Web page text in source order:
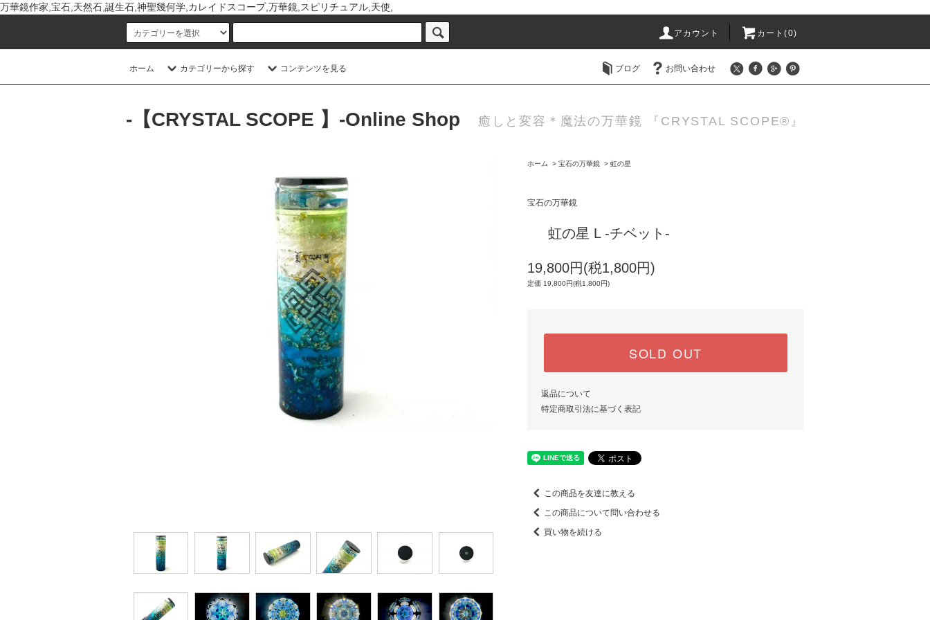
万華鏡作家,宝石,天然石,誕生石,神聖幾何学,カレイドスコープ,万華鏡,スピリチュアル,天使,
アカウント カート(0)
ホーム カテゴリーから探す コンテンツを見る ブログ お問い合わせ
-【CRYSTAL SCOPE 】-Online Shop 癒しと変容＊魔法の万華鏡 『CRYSTAL SCOPE®』
ホーム > 宝石の万華鏡 > 虹の星
宝石の万華鏡
虹の星 L -チベット-
19,800円(税1,800円)
定価 19,800円(税1,800円)
SOLD OUT
返品について
特定商取引法に基づく表記
この商品を友達に教える
この商品について問い合わせる
買い物を続ける